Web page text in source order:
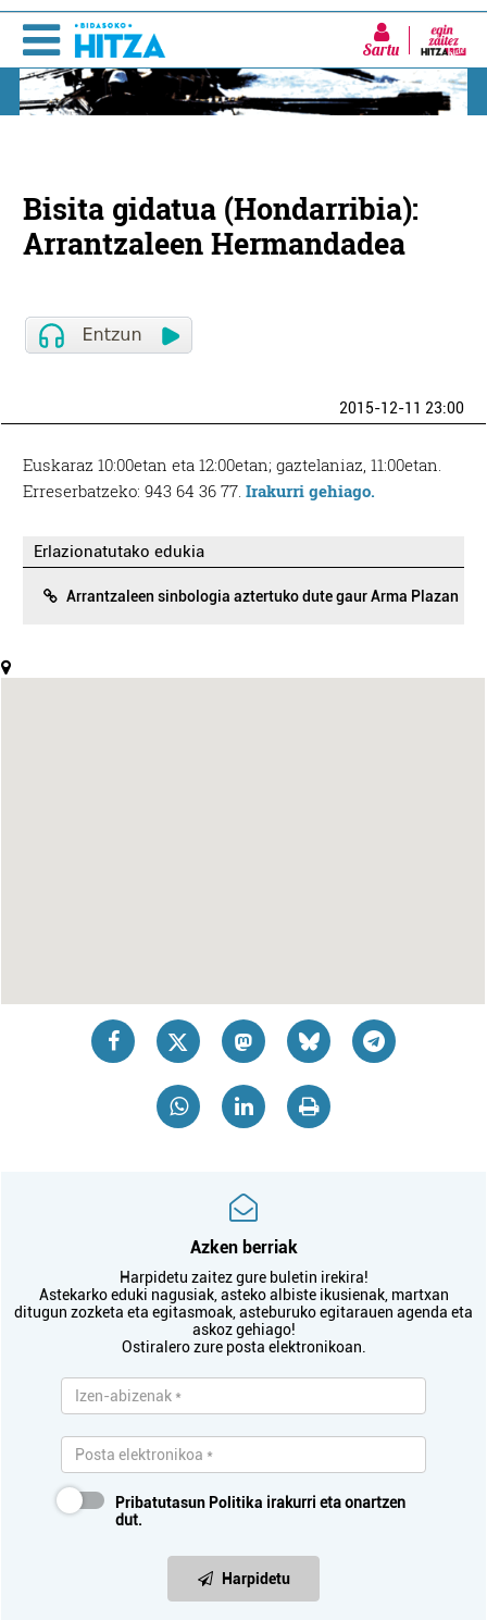
Sartu
Bisita gidatua (Hondarribia):
Arrantzaleen Hermandadea
2015-12-11 23:00
Euskaraz 10:00etan eta 12:00etan; gaztelaniaz, 11:00etan.
Erreserbatzeko: 943 64 36 77.Irakurri gehiago.
Erlazionatutako edukia
Arrantzaleen sinbologia aztertuko dute gaur Arma Plazan
Azken berriak
Harpidetu zaitez gure buletin irekira!
Astekarko eduki nagusiak, asteko albiste ikusienak, martxan
ditugun zozketa eta egitasmoak, asteburuko egitarauen agenda eta
askoz gehiago!
Ostiralero zure posta elektronikoan.
Pribatutasun Politika irakurri eta onartzen
dut.
Harpidetu